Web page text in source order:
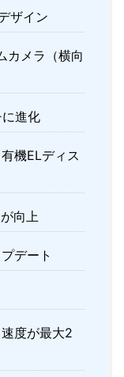
ザイン
カメラ（横向
進化
機ELディス
向上
デート
度が最大2